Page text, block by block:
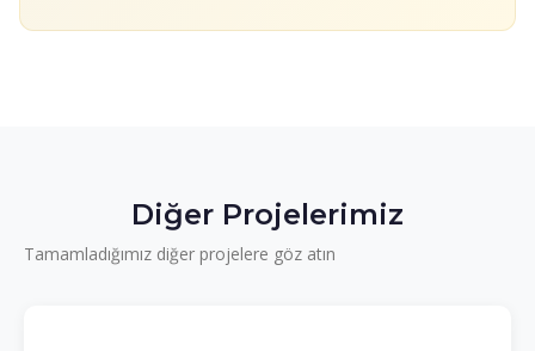
Diğer Projelerimiz
Tamamladığımız diğer projelere göz atın